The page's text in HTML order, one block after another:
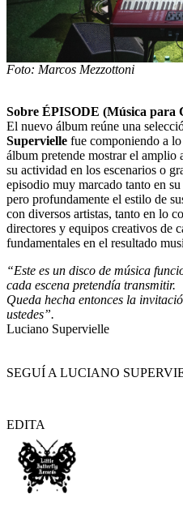
Foto: Marcos Mezzottoni
Sobre ÉPISODE (Música para
El nuevo álbum reúne una
Supervielle fue componiendo a
álbum pretende mostrar el amplio
su actividad en los escenarios o
episodio muy marcado tanto en
pero profundamente el estilo de
con diversos artistas, tanto en lo
directores y equipos creativos de
fundamentales en el resultado
“Este es un disco de música
cada escena pretendía transmitir.
Queda hecha entonces la
ustedes”.
Luciano Supervielle
SEGUÍ A LUCIANO
EDITA